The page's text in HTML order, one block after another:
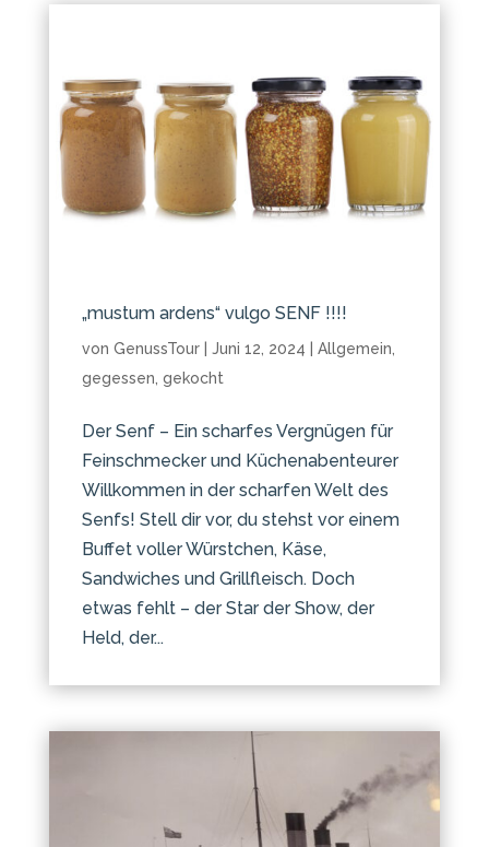
„mustum ardens“ vulgo SENF !!!!
von GenussTour| Juni 12, 2024 Allgemein
gegessen gekocht
Der Senf – Ein scharfes Vergnügen für
Feinschmecker und Küchenabenteurer
Willkommen in der scharfen Welt des
Senfs! Stell dir vor, du stehst vor einem
Buffet voller Würstchen, Käse,
Sandwiches und Grillfleisch. Doch
etwas fehlt – der Star der Show, der
Held, der...